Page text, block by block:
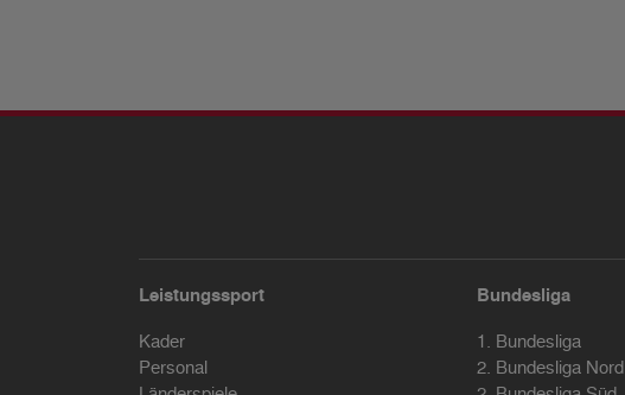
Leistungssport
Kader
Personal
Bundesliga
1. Bundesliga
2. Bundesliga Nord